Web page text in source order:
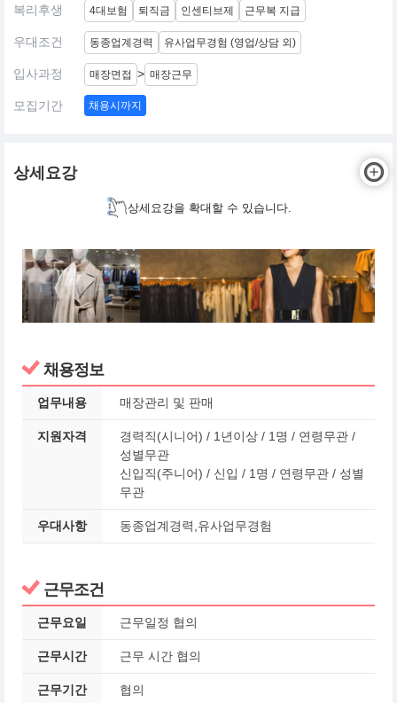
복리후생 4대보험 퇴직금 인센티브제 근무복 지급
우대조건 동종업계경력 유사업무경험 (영업/상담 외)
입사과정 매장면접 > 매장근무
모집기간 채용시까지
상세요강
상세요강을 확대할 수 있습니다.
채용정보
업무내용 매장관리 및 판매
지원자격
경력직(시니어) / 1년이상 / 1명 / 연령무관 /
성별무관
신입직(주니어) / 신입 / 1명 / 연령무관 / 성별
무관
우대사항 동종업계경력,유사업무경험
근무조건
근무요일 근무일정 협의
근무시간 근무 시간 협의
근무기간 협의